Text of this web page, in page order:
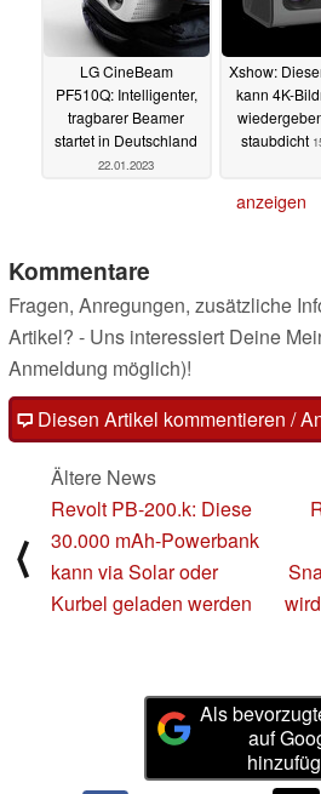
LG CineBeam
PF510Q: Intelligenter,
tragbarer Beamer
startet in Deutschland
22.01.2023
Xshow:
kann 4K-
staubdicht
anzeigen
Kommentare
Fragen, Anregungen, zusätzliche
Artikel? - Uns interessiert Deine
Anmeldung möglich)!
Diesen Artikel kommentieren /
⟨
Ältere News
Revolt PB-200.k: Diese
30.000 mAh-Powerbank
kann via Solar oder
Kurbel geladen werden
Als
auf